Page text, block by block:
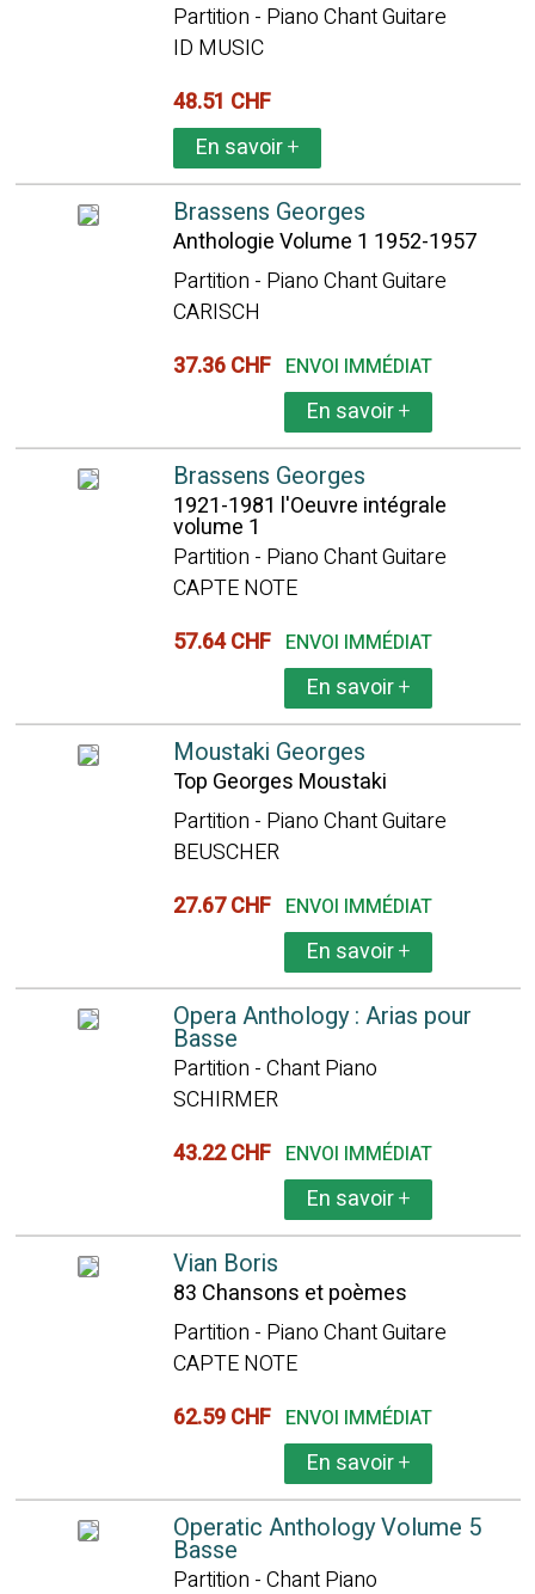
Partition - Piano Chant Guitare
ID MUSIC
48.51 CHF
En savoir+
Brassens Georges
Anthologie Volume 1 1952-1957
Partition - Piano Chant Guitare
CARISCH
37.36 CHF ENVOI IMMÉDIAT
En savoir+
Brassens Georges
1921-1981 l'Oeuvre intégrale
volume 1
Partition - Piano Chant Guitare
CAPTE NOTE
57.64 CHF ENVOI IMMÉDIAT
En savoir+
Moustaki Georges
Top Georges Moustaki
Partition - Piano Chant Guitare
BEUSCHER
27.67 CHF ENVOI IMMÉDIAT
En savoir+
Opera Anthology : Arias pour
Basse
Partition - Chant Piano
SCHIRMER
43.22 CHF ENVOI IMMÉDIAT
En savoir+
Vian Boris
83 Chansons et poèmes
Partition - Piano Chant Guitare
CAPTE NOTE
62.59 CHF ENVOI IMMÉDIAT
En savoir+
Operatic Anthology Volume 5
Basse
Partition - Chant Piano